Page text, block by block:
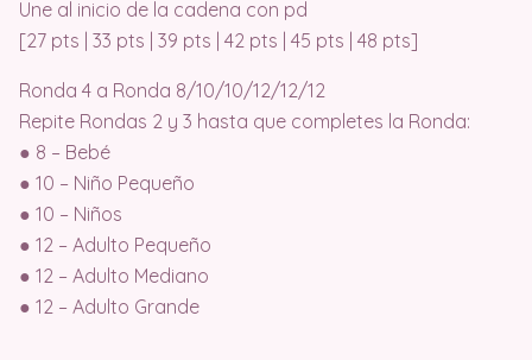
Une al inicio de la cadena con pd
[27 pts | 33 pts | 39 pts | 42 pts | 45 pts | 48 pts]
Ronda 4 a Ronda 8/10/10/12/12/12
Repite Rondas 2 y 3 hasta que completes la Ronda:
● 8 – Bebé
● 10 – Niño Pequeño
● 10 – Niños
● 12 – Adulto Pequeño
● 12 – Adulto Mediano
● 12 – Adulto Grande